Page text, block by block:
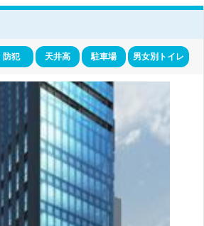
防犯 天井高 駐車場 男女別トイレ